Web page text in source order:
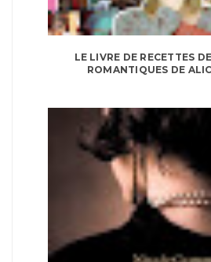
LE LIVRE DE RECETTES
ROMANTIQUES DE